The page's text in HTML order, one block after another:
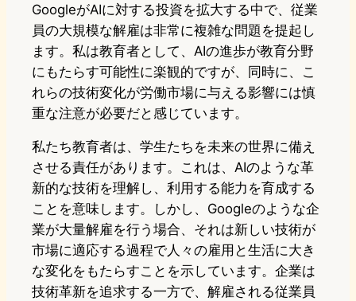
GoogleがAIに対する投資を拡大する中で、従業
員の大規模な解雇は非常に複雑な問題を提起し
ます。私は教育者として、AIの進歩が教育分野
にもたらす可能性に楽観的ですが、同時に、こ
れらの技術変化が労働市場に与える影響には慎
重な注意が必要だと感じています。
私たち教育者は、学生たちを未来の世界に備え
させる責任があります。これは、AIのような革
新的な技術を理解し、利用する能力を育成する
ことを意味します。しかし、Googleのような企
業が大量解雇を行う場合、それは新しい技術が
市場に適応する過程で人々の雇用と生活に大き
な変化をもたらすことを示しています。企業は
技術革新を追求する一方で、解雇される従業員